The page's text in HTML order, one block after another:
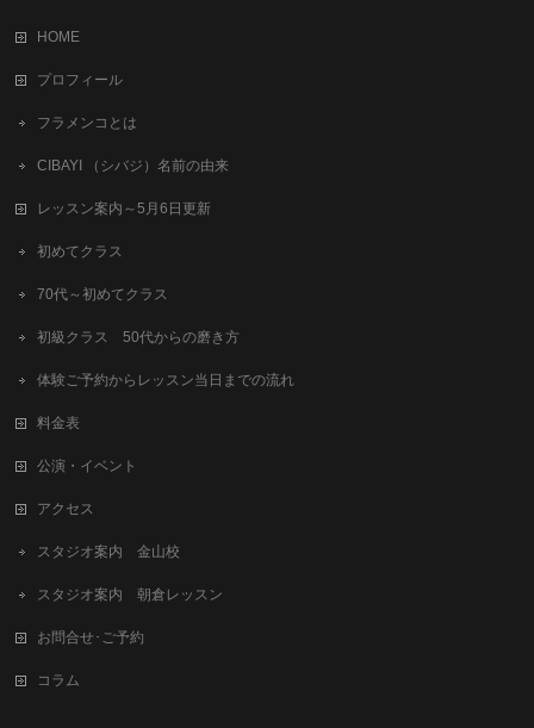
HOME
プロフィール
フラメンコとは
CIBAYI （シバジ）名前の由来
レッスン案内～5月6日更新
初めてクラス
70代～初めてクラス
初級クラス 50代からの磨き方
体験ご予約からレッスン当日までの流れ
料金表
公演・イベント
アクセス
スタジオ案内 金山校
スタジオ案内 朝倉レッスン
お問合せ･ご予約
コラム